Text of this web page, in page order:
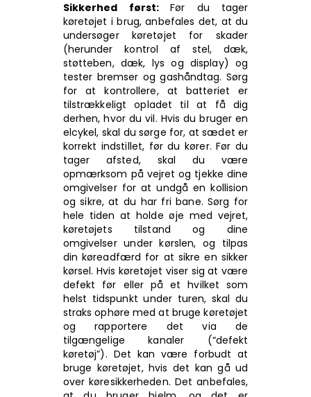
Sikkerhed først:Før du tager
køretøjet i brug, anbefales det, at du
undersøger køretøjet for skader
(herunder kontrol af stel, dæk,
støtteben, dæk, lys og display) og
tester bremser og gashåndtag. Sørg
for at kontrollere, at batteriet er
tilstrækkeligt opladet til at få dig
derhen, hvor du vil. Hvis du bruger en
elcykel, skal du sørge for, at sædet er
korrekt indstillet, før du kører. Før du
tager afsted, skal du være
opmærksom på vejret og tjekke dine
omgivelser for at undgå en kollision
og sikre, at du har fri bane. Sørg for
hele tiden at holde øje med vejret,
køretøjets tilstand og dine
omgivelser under kørslen, og tilpas
din køreadfærd for at sikre en sikker
kørsel. Hvis køretøjet viser sig at være
defekt før eller på et hvilket som
helst tidspunkt under turen, skal du
straks ophøre med at bruge køretøjet
og rapportere det via de
tilgængelige kanaler (“defekt
køretøj”). Det kan være forbudt at
bruge køretøjet, hvis det kan gå ud
over køresikkerheden. Det anbefales,